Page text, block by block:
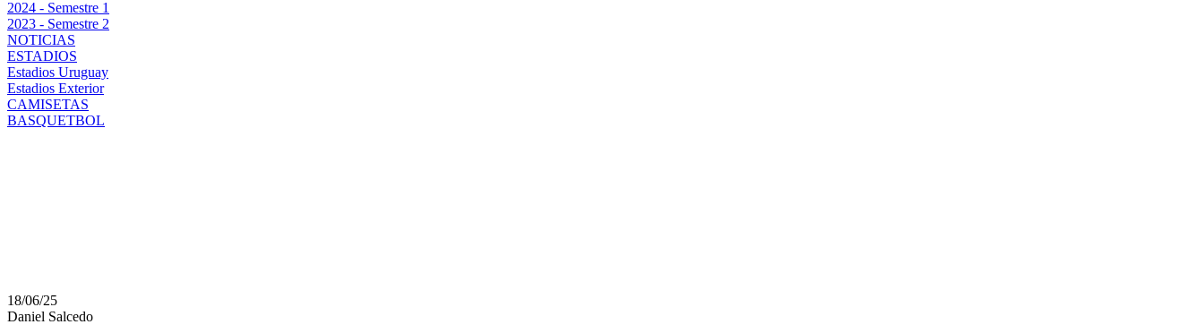
2024 - Semestre 1
2023 - Semestre 2
NOTICIAS
ESTADIOS
Estadios Uruguay
Estadios Exterior
CAMISETAS
BASQUETBOL
18/06/25
Daniel Salcedo